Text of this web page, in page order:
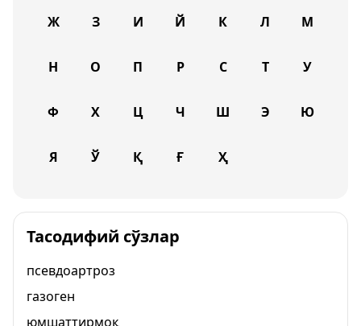
Ж З И Й К Л М
Н О П Р С Т У
Ф Х Ц Ч Ш Э Ю
Я Ў Қ Ғ Ҳ
Тасодифий сўзлар
псевдоартроз
газоген
юмшаттирмоқ